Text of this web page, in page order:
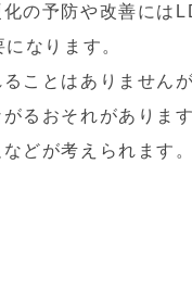
の予防や改善には
なります。
ことはありません
るおそれがありま
どが考えられます。